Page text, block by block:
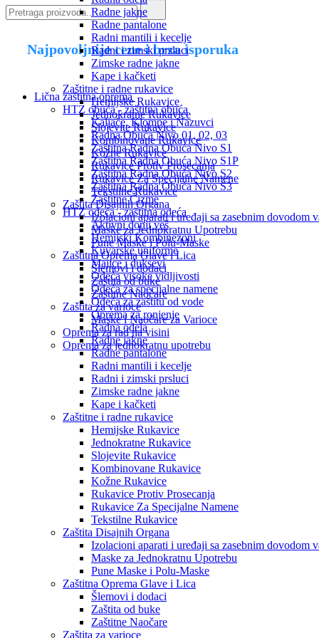
Radne jakne
Radne pantalone
Radni mantili i kecelje
Radni i zimski prsluci
Zimske radne jakne
Kape i kačketi
Zaštitne i radne rukavice
Hemijske Rukavice
Jednokratne Rukavice
Slojevite Rukavice
Kombinovane Rukavice
Kožne Rukavice
Rukavice Protiv Prosecanja
Rukavice Za Specijalne Namene
Tekstilne Rukavice
Zaštita Disajnih Organa
Izolacioni aparati i uređaji sa zasebnim dovodom
Maske za Jednokratnu Upotrebu
Pune Maske i Polu-Maske
Zaštitna Oprema Glave i Lica
Šlemovi i dodaci
Zaštita od buke
Zaštitne Naočare
Zaštita za varioce
Maske i Naočare za Varioce
Oprema za rad na visini
Oprema za jednokratnu upotrebu
Najpovoljnije cene i brza isporuka
Lična zaštitna oprema
HTZ obuća - zaštitna obuća
Kaljače, Klompe i Nazuvci
Radna Obuća Nivo 01, 02, 03
Zaštitna Radna Obuća Nivo S1
Zaštitna Radna Obuća Nivo S1P
Zaštitna Radna Obuća Nivo S2
Zaštitna Radna Obuća Nivo S3
Zaštitne Čizme
HTZ odeća - zaštitna odeća
Aktivni donji veš
Hemijski Kombinezoni
Kuvarske uniforme
Majice i duksevi
Odeća visoke vidljivosti
Odeća za specijalne namene
Odeća za zaštitu od vode
Oprema za ronjenje
Radna odela
Radne jakne
Radne pantalone
Radni mantili i kecelje
Radni i zimski prsluci
Zimske radne jakne
Kape i kačketi
Zaštitne i radne rukavice
Hemijske Rukavice
Jednokratne Rukavice
Slojevite Rukavice
Kombinovane Rukavice
Kožne Rukavice
Rukavice Protiv Prosecanja
Rukavice Za Specijalne Namene
Tekstilne Rukavice
Zaštita Disajnih Organa
Izolacioni aparati i uređaji sa zasebnim dovodom
Maske za Jednokratnu Upotrebu
Pune Maske i Polu-Maske
Zaštitna Oprema Glave i Lica
Šlemovi i dodaci
Zaštita od buke
Zaštitne Naočare
Zaštita za varioce